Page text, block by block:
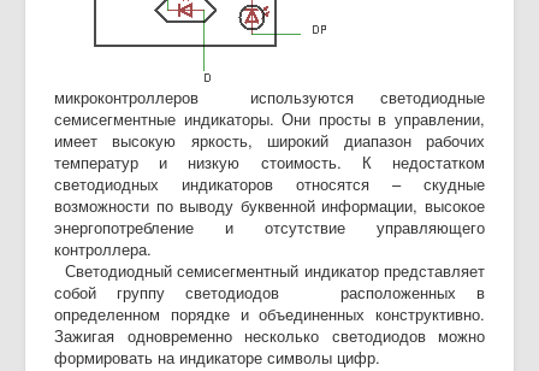
микроконтроллеров используются светодиодные
семисегментные индикаторы. Они просты в управлении,
имеет высокую яркость, широкий диапазон рабочих
температур и низкую стоимость. К недостатком
светодиодных индикаторов относятся – скудные
возможности по выводу буквенной информации, высокое
энергопотребление и отсутствие управляющего
контроллера.
Светодиодный семисегментный индикатор представляет
собой группу светодиодов расположенных в
определенном порядке и объединенных конструктивно.
Зажигая одновременно несколько светодиодов можно
формировать на индикаторе символы цифр.